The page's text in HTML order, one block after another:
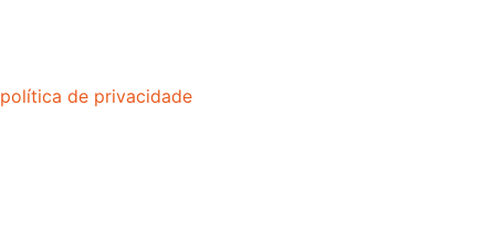
política de privacidade